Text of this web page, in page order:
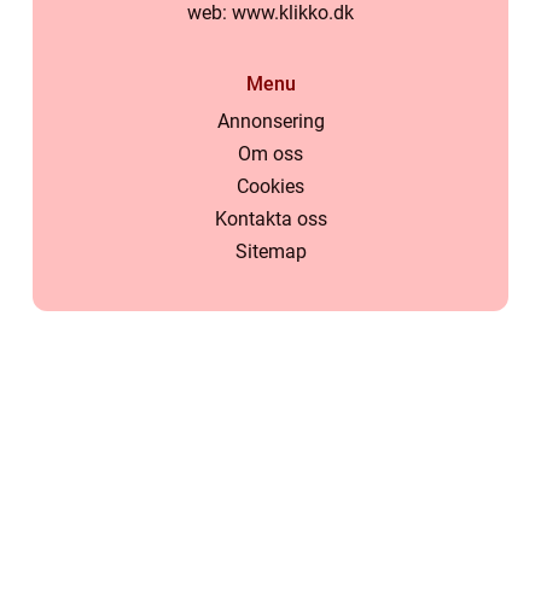
web: www.klikko.dk
Menu
Annonsering
Om oss
Cookies
Kontakta oss
Sitemap